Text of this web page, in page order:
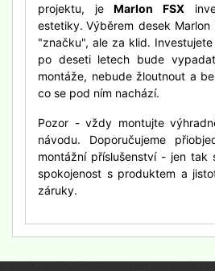
projektu, jeMarlon FSX
estetiky. Výběrem desek
"značku", ale za klid.
po deseti letech bude
montáže, nebude žloutnout a
co se pod ním nachází.
Pozor - vždy montujte
návodu. Doporučujeme
montážní příslušenství - jen tak
spokojenost s produktem a
záruky.